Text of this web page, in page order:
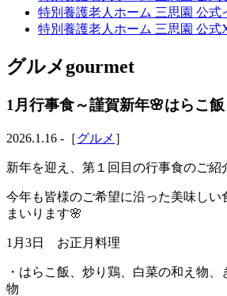
特別養護老人ホーム 三思園 公式
特別養護老人ホーム 三思園 公式
グルメgourmet
1月行事食～謹賀新年🌸はらこ飯
2026.1.16 -［グルメ ］
新年を迎え、第１回目の行事食のご紹
今年も皆様のご希望に沿った美味しい
まいります🌸
1月3日 お正月料理
・はらこ飯、炒り鶏、白菜の和え物
物